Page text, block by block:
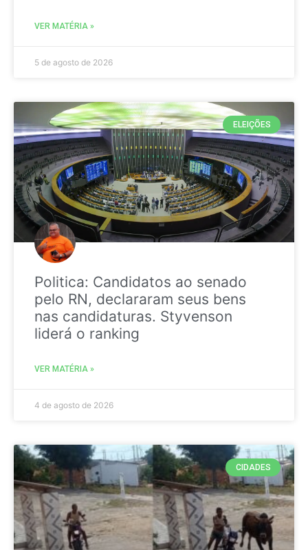
VER MATÉRIA »
5 de agosto de 2026
ELEIÇÕES
Politica: Candidatos ao senado
pelo RN, declararam seus bens
nas candidaturas. Styvenson
liderá o ranking
VER MATÉRIA »
4 de agosto de 2026
CIDADES